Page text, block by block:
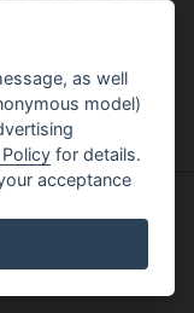
nearest airport is
from the bed and
as well
model)
for details.
acceptance